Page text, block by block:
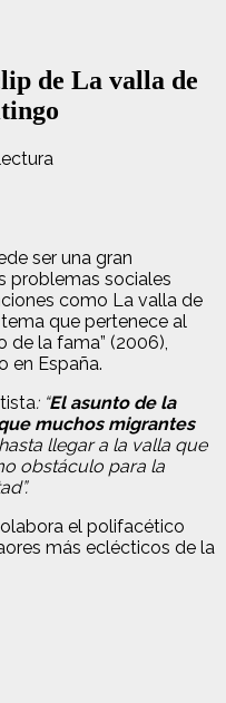
de La valla de
ser una gran
problemas sociales
como La valla de
que pertenece al
de la fama” (2006),
en España.
: “El asunto de la
muchos migrantes
llegar a la valla que
obstáculo para la
el polifacético
más eclécticos de la